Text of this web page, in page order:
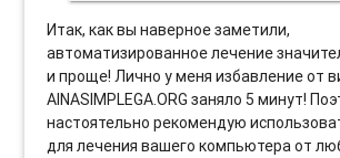
Итак, как вы наверное заметили,
автоматизированное лечение
и проще! Лично у меня избавление от
AINASIMPLEGA.ORG заняло 5 минут!
настоятельно рекомендую
для лечения вашего компьютера от